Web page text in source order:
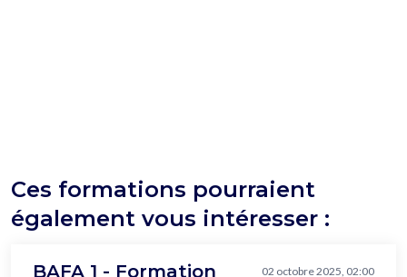
Ces formations pourraient
également vous intéresser :
BAFA 1 - Formation
02 octobre 2025, 02:00